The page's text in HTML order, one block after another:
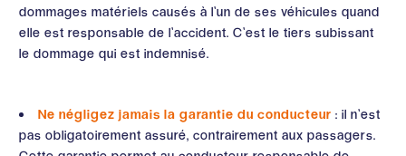
dommages matériels causés à l’un de ses véhicules quand
elle est responsable de l’accident. C’est le tiers subissant
le dommage qui est indemnisé.
Ne négligez jamais la garantie du conducteur : il n’est
pas obligatoirement assuré, contrairement aux passagers.